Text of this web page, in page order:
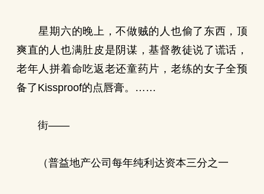
星期六的晚上，不做贼的人也偷了东西，顶
爽直的人也满肚皮是阴谋，基督教徒说了谎话，
老年人拼着命吃返老还童药片，老练的女子全预
备了Kissproof的点唇膏。……
街——
（普益地产公司每年纯利达资本三分之一